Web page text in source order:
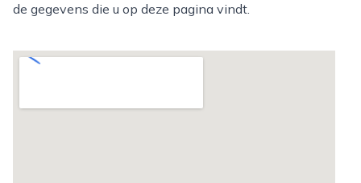
de gegevens die u op deze pagina vindt.